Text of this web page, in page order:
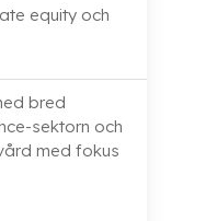
equity och
bred
sektorn och
med fokus